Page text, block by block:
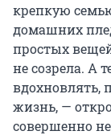
крепкую
домашних
простых
не созрела. А
вдохновлять,
жизнь, —
совершенно